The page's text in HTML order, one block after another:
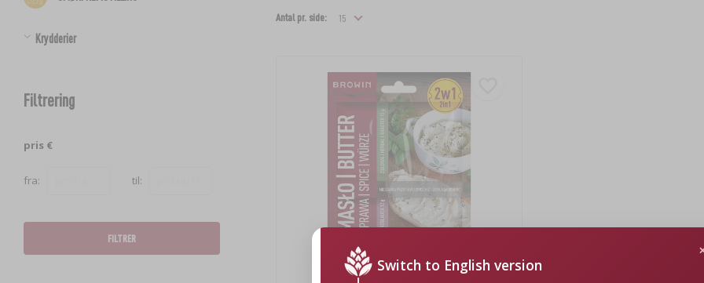
Krydderier
Filtrering
pris €
fra: til:
FILTRER
Antal pr. side:
Switch to English version